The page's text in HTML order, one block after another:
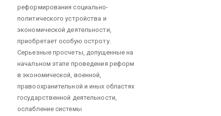
реформирования социально-
политического устройства и
экономической деятельности,
приобретает особую остроту.
Серьезные просчеты, допущенные на
начальном этапе проведения реформ
в экономической, военной,
правоохранительной и иных областях
государственной деятельности,
ослабление системы